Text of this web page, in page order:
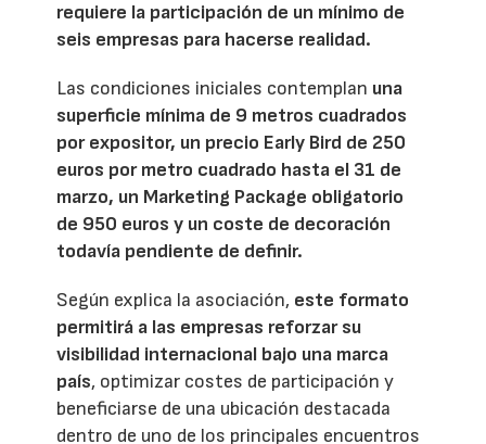
requiere la participación de un mínimo de
seis empresas para hacerse realidad.
Las condiciones iniciales contemplan una
superficie mínima de 9 metros cuadrados
por expositor, un precio Early Bird de 250
euros por metro cuadrado hasta el 31 de
marzo, un Marketing Package obligatorio
de 950 euros y un coste de decoración
todavía pendiente de definir.
Según explica la asociación, este formato
permitirá a las empresas reforzar su
visibilidad internacional bajo una marca
país, optimizar costes de participación y
beneficiarse de una ubicación destacada
dentro de uno de los principales encuentros